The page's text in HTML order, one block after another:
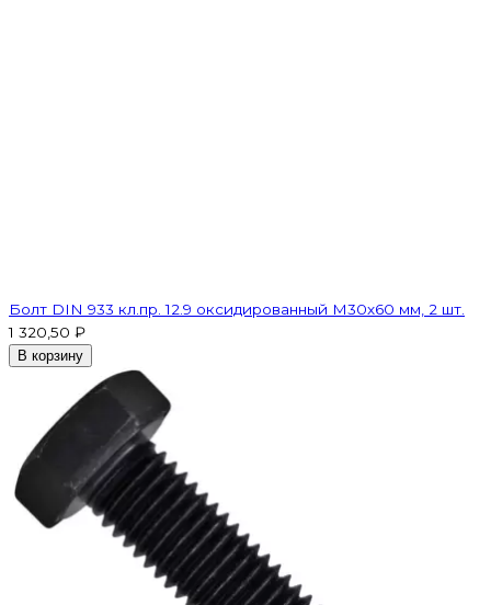
Болт DIN 933 кл.пр. 12.9 оксидированный M30х60 мм, 2 шт.
1 320,50 ₽
В корзину